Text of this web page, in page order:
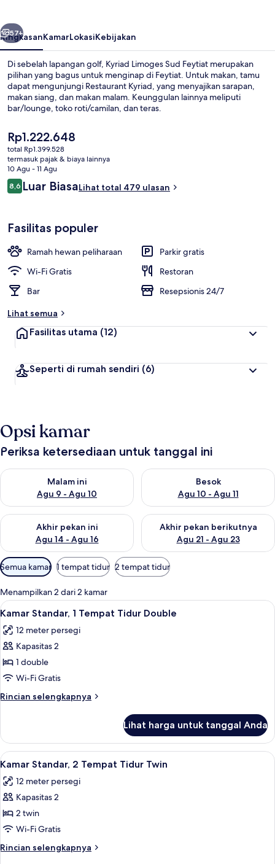
Berikutnya
57+
RingkasanKamarLokasiKebijakan
Di sebelah lapangan golf, Kyriad Limoges Sud Feytiat merupakan
pilihan yang bagus untuk menginap di Feytiat. Untuk makan, tamu
dapat mengunjungi Restaurant Kyriad, yang menyajikan sarapan,
makan siang, dan makan malam. Keunggulan lainnya meliputi
bar/lounge, toko roti/camilan, dan teras.
Harga
saat
ini
Rp1.222.648
Rp1.222.648
total Rp1.399.528
termasuk pajak & biaya lainnya
10 Agu - 11 Agu
Ulasan
8,68,6 dari 10
Luar BiasaLihat total 479 ulasan
Fasilitas populer
Ramah hewan peliharaan
Parkir gratis
Wi-Fi Gratis
Restoran
Bar
Resepsionis 24/7
Lihat semua
Fasilitas utama (12)
Seperti di rumah sendiri (6)
Opsi kamar
Periksa ketersediaan untuk tanggal ini
Malam ini
Agu 9 - Agu 10
Periksa ketersediaan untuk malam ini Agu 9 - Agu 10
Besok
Agu 10 - Agu 11
Periksa ketersediaan untuk
Akhir pekan ini
Agu 14 - Agu 16
Periksa ketersediaan untuk akhir pekan ini Agu 14 - Agu 16
Akhir pekan berikutnya
Agu 21 - Agu 23
Periksa ketersediaan untuk
Filter
tersedia
untuk
kamar
Semua kamar 1 tempat tidur 2 tempat tidur
Menampilkan 2 dari 2 kamar
Lihat
semua
foto
untuk
Kamar
Standar,
1
Tempat
Double
Kamar Standar, 1 Tempat Tidur
17
Kamar Standar, 1 Tempat Tidur Double
12 meter persegi
Kapasitas 2
1 double
Wi-Fi Gratis
Rincian selengkapnya
Rincian
Kamar
Standar,
1
Tidur
Double
Lihat harga untuk tanggal Anda
Lihat
semua
foto
untuk
Kamar
Standar,
2
Tempat
Kamar Standar, 2 Tempat Tidur
17
Kamar Standar, 2 Tempat Tidur Twin
12 meter persegi
Kapasitas 2
2 twin
Wi-Fi Gratis
Rincian selengkapnya
Rincian